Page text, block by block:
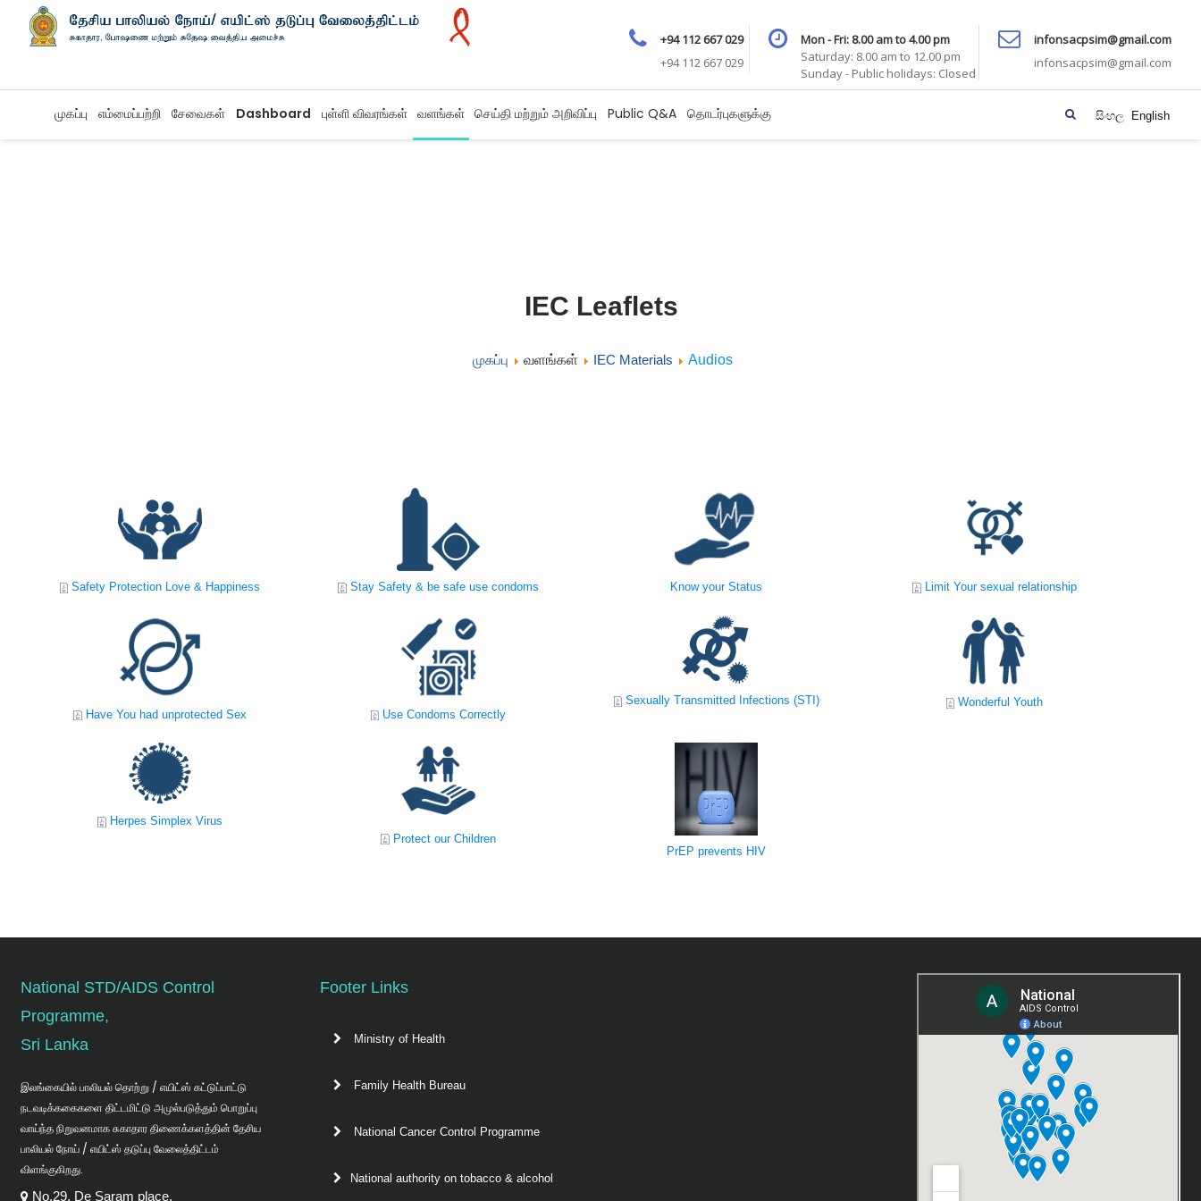
+94 112 667 029
+94 112 667 029
Mon - Fri: 8.00 am to 4.00 pm
Saturday: 8.00 am to 12.00 pm
Sunday - Public holidays: Closed
infonsacpsim@gmail.com
infonsacpsim@gmail.com
முகப்பு எம்மைப்பற்றி சேவைகள் Dashboard புள்ளி விவரங்கள் வளங்கள் செய்தி மற்றும் அறிவிப்பு Public Q&A தொடர்புகளுக்கு සිංහල English
IEC Leaflets
முகப்பு வளங்கள் IEC Materials Audios
Safety Protection Love & Happiness Stay Safety & be safe use condoms Know your Status Limit Your sexual relationship
Have You had unprotected Sex Use Condoms Correctly
Sexually Transmitted Infections (STI) Wonderful Youth
Herpes Simplex Virus
Protect our Children
PrEP prevents HIV
National STD/AIDS Control
Programme,
Sri Lanka
இலங்கையில் பாலியல் தொற்று / எயிட்ஸ் கட்டுப்பாட்டு
நடவடிக்ககைகளை திட்டமிட்டு அமுல்படுத்தும் பொறுப்பு
வாய்ந்த நிறுவனமாக சுகாதார திணைக்களத்தின் தேசிய
பாலியல் நோய் / எயிட்ஸ் தடுப்பு வேலைத்திட்டம்
விளங்குகிறது.
No.29, De Saram place,
Footer Links
Ministry of Health
Family Health Bureau
National Cancer Control Programme
National authority on tobacco & alcohol